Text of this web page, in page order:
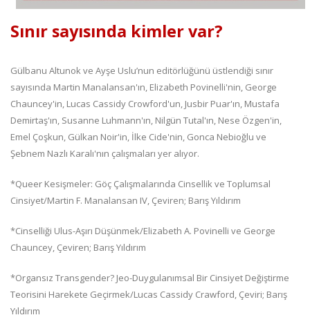
Sınır sayısında kimler var?
Gülbanu Altunok ve Ayşe Uslu’nun editörlüğünü üstlendiği sınır
sayısında Martin Manalansan'ın, Elizabeth Povinelli'nin, George
Chauncey'in, Lucas Cassidy Crowford'un, Jusbir Puar'ın, Mustafa
Demirtaş'ın, Susanne Luhmann'ın, Nilgün Tutal'ın, Nese Özgen'in,
Emel Çoşkun, Gülkan Noir'in, İlke Cide'nin, Gonca Nebioğlu ve
Şebnem Nazlı Karalı'nın çalışmaları yer alıyor.
*Queer Kesişmeler: Göç Çalışmalarında Cinsellik ve Toplumsal
Cinsiyet/Martin F. Manalansan IV, Çeviren; Barış Yıldırım
*Cinselliği Ulus-Aşırı Düşünmek/Elizabeth A. Povinelli ve George
Chauncey, Çeviren; Barış Yıldırım
*Organsız Transgender? Jeo-Duygulanımsal Bir Cinsiyet Değiştirme
Teorisini Harekete Geçirmek/Lucas Cassidy Crawford, Çeviri; Barış
Yıldırım